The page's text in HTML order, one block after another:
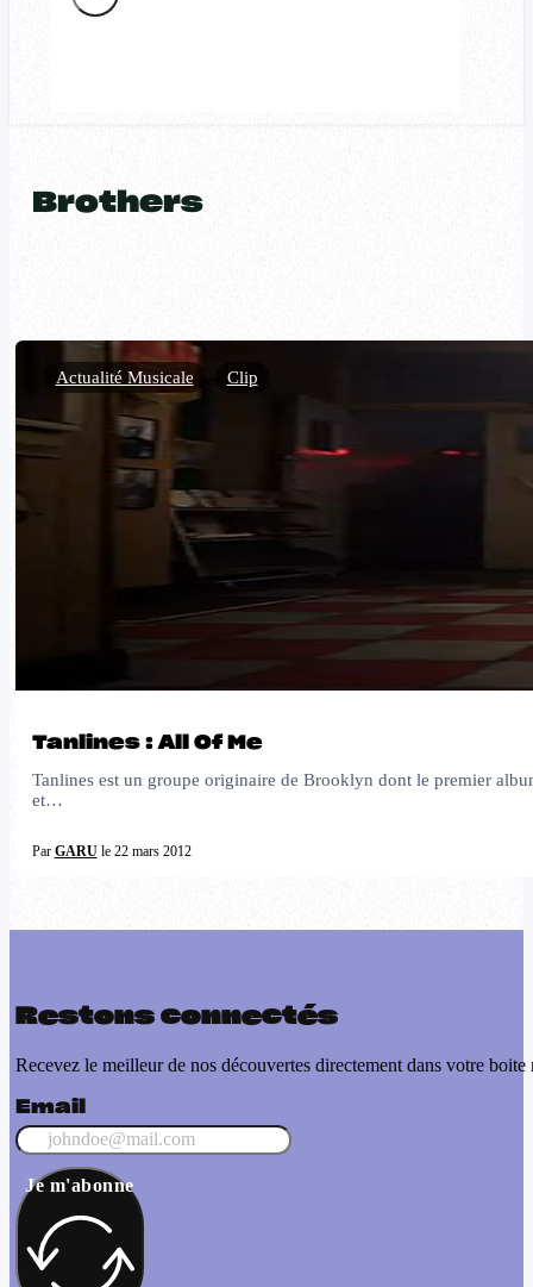
Brothers
Tanlines : All Of Me
Tanlines est un groupe originaire de Brooklyn dont le premier
et…
Par GARUle 22 mars 2012
Actualité Musicale Clip
Restons connectés
Recevez le meilleur de nos découvertes directement dans votre boite
Email
Je m'abonne